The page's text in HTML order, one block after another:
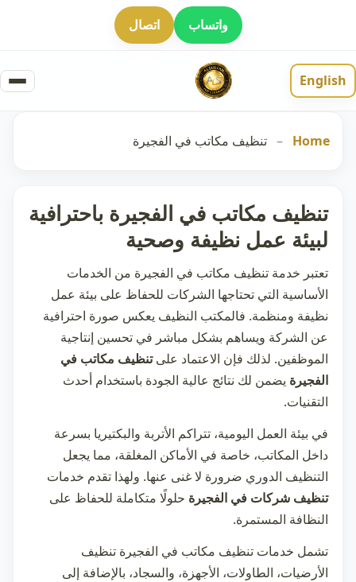
واتساب اتصال
English
Home
– تنظيف مكاتب في الفجيرة
تنظيف مكاتب في الفجيرة باحترافية
لبيئة عمل نظيفة وصحية
تعتبر خدمة تنظيف مكاتب في الفجيرة من الخدمات
الأساسية التي تحتاجها الشركات للحفاظ على بيئة عمل
نظيفة ومنظمة. فالمكتب النظيف يعكس صورة احترافية
عن الشركة ويساهم بشكل مباشر في تحسين إنتاجية
الموظفين. لذلك فإن الاعتماد علىتنظيف مكاتب في
الفجيرة يضمن لك نتائج عالية الجودة باستخدام أحدث
التقنيات.
في بيئة العمل اليومية، تتراكم الأتربة والبكتيريا بسرعة
داخل المكاتب، خاصة في الأماكن المغلقة، مما يجعل
التنظيف الدوري ضرورة لا غنى عنها. ولهذا تقدم خدمات
تنظيف شركات في الفجيرة حلولًا متكاملة للحفاظ على
النظافة المستمرة.
تشمل خدمات تنظيف مكاتب في الفجيرة تنظيف
الأرضيات، الطاولات، الأجهزة، والسجاد، بالإضافة إلى